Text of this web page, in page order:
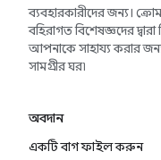
ব্যবহারকারীদের জন্য।
বহিরাগত বিশেষজ্ঞদের
আপনাকে সাহায্য করার
সামগ্রীর ঘর৷
অবদান
একটি বাগ ফাইল করুন